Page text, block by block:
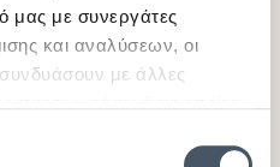
μας με συνεργάτες
και αναλύσεων, οι
με άλλες
20,00 € 14,00 €